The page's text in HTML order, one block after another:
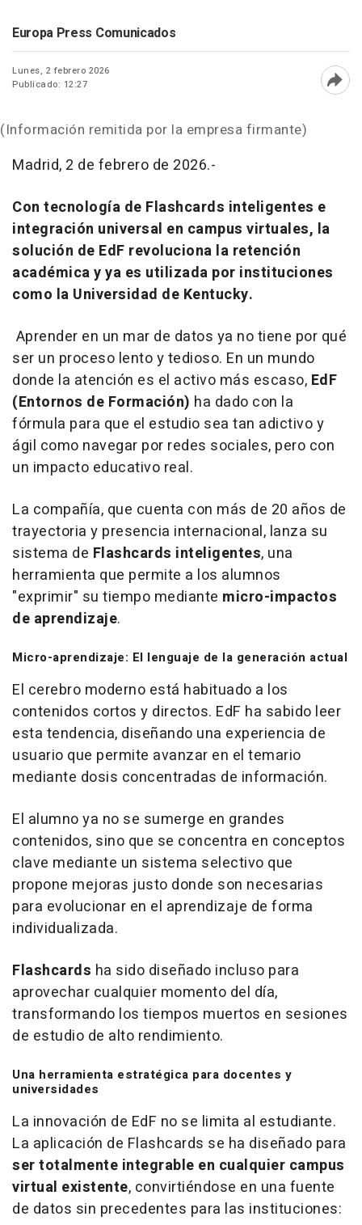
Europa Press Comunicados
Lunes, 2 febrero 2026
Publicado: 12:27
(Información remitida por la empresa firmante)
Madrid, 2 de febrero de 2026.-
Con tecnología de Flashcards inteligentes e
integración universal en campus virtuales, la
solución de EdF revoluciona la retención
académica y ya es utilizada por instituciones
como la Universidad de Kentucky.
Aprender en un mar de datos ya no tiene por qué
ser un proceso lento y tedioso. En un mundo
donde la atención es el activo más escaso, EdF
(Entornos de Formación) ha dado con la
fórmula para que el estudio sea tan adictivo y
ágil como navegar por redes sociales, pero con
un impacto educativo real.
La compañía, que cuenta con más de 20 años de
trayectoria y presencia internacional, lanza su
sistema de Flashcards inteligentes, una
herramienta que permite a los alumnos
"exprimir" su tiempo mediante micro-impactos
de aprendizaje.
Micro-aprendizaje: El lenguaje de la generación actual
El cerebro moderno está habituado a los
contenidos cortos y directos. EdF ha sabido leer
esta tendencia, diseñando una experiencia de
usuario que permite avanzar en el temario
mediante dosis concentradas de información.
El alumno ya no se sumerge en grandes
contenidos, sino que se concentra en conceptos
clave mediante un sistema selectivo que
propone mejoras justo donde son necesarias
para evolucionar en el aprendizaje de forma
individualizada.
Flashcards ha sido diseñado incluso para
aprovechar cualquier momento del día,
transformando los tiempos muertos en sesiones
de estudio de alto rendimiento.
Una herramienta estratégica para docentes y
universidades
La innovación de EdF no se limita al estudiante.
La aplicación de Flashcards se ha diseñado para
ser totalmente integrable en cualquier campus
virtual existente, convirtiéndose en una fuente
de datos sin precedentes para las instituciones: